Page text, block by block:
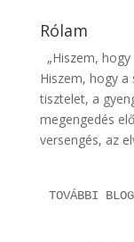
Rólam
„Hiszem,
Hiszem, hogy a
tisztelet, a
megengedés
versengés, az
TOVÁBBI